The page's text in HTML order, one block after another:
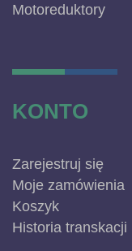
Motoreduktory
KONTO
Zarejestruj się
Moje zamówienia
Koszyk
Historia transkacji